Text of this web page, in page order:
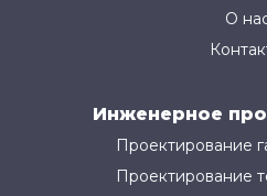
О
Инженерное
Проектирование
Проектирование